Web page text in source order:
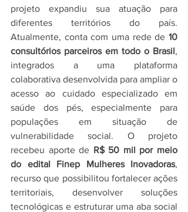
projeto expandiu sua atuação para
diferentes territórios do país.
Atualmente, conta com uma rede de 10
consultórios parceiros em todo o Brasil,
integrados a uma plataforma
colaborativa desenvolvida para ampliar o
acesso ao cuidado especializado em
saúde dos pés, especialmente para
populações em situação de
vulnerabilidade social. O projeto
recebeu aporte de R$ 50 mil por meio
do edital Finep Mulheres Inovadoras,
recurso que possibilitou fortalecer ações
territoriais, desenvolver soluções
tecnológicas e estruturar uma aba social